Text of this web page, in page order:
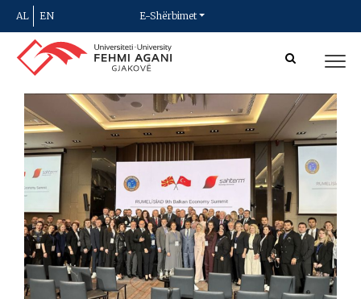
AL EN E-Shërbimet